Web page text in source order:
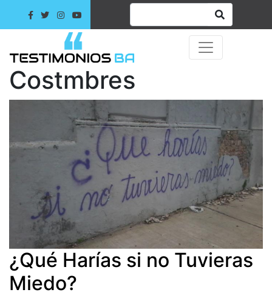
Costmbres
¿Qué Harías si no Tuvieras
Miedo?